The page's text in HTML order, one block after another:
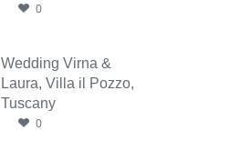
0
Wedding Virna &
Laura, Villa il Pozzo,
Tuscany
0